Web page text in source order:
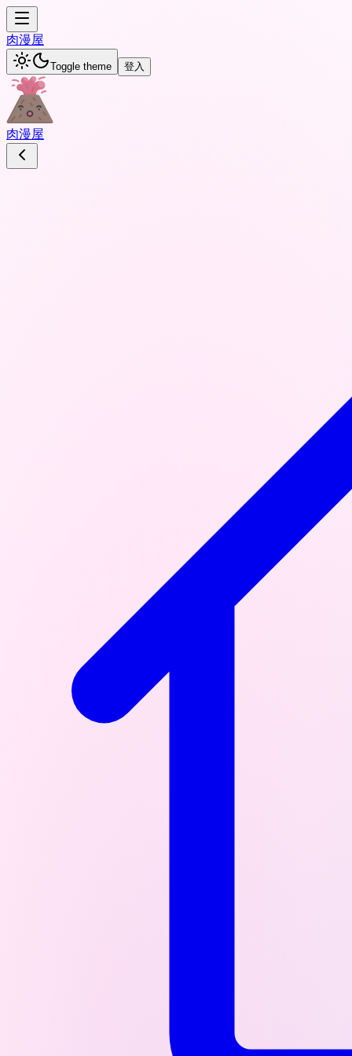
肉漫屋
Toggle theme 登入
肉漫屋